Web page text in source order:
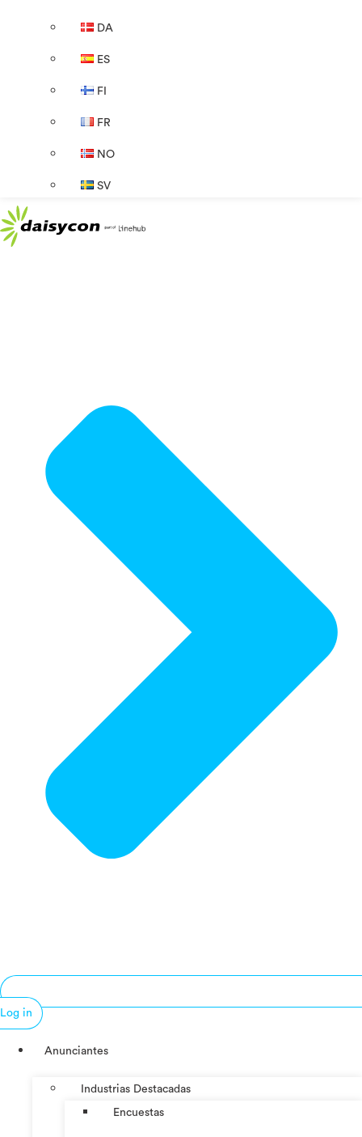
DA
ES
FI
FR
NO
SV
Log in
Anunciantes
Industrias Destacadas
Encuestas